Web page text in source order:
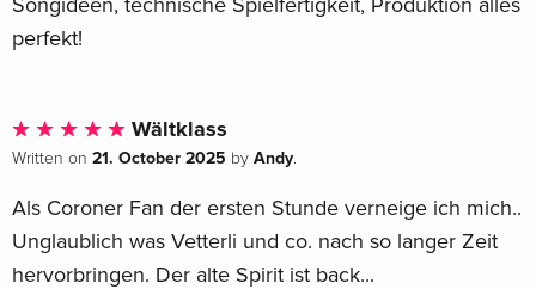
perfekt!
Wältklass
Written on 21. October 2025 by Andy.
Als Coroner Fan der ersten Stunde verneige ich mich..
Unglaublich was Vetterli und co. nach so langer Zeit
hervorbringen. Der alte Spirit ist back...